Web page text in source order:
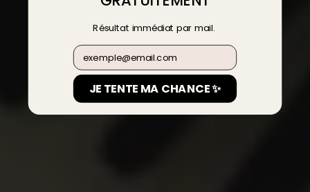
Résultat immédiat par mail.
Email
JE TENTE MA CHANCE ✨